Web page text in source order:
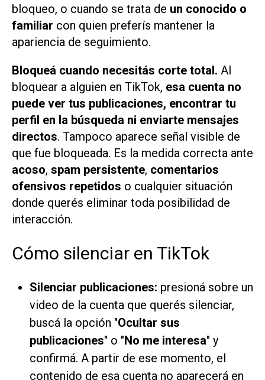
bloqueo, o cuando se trata de un conocido o
familiar con quien preferís mantener la
apariencia de seguimiento.
Bloqueá cuando necesitás corte total. Al
bloquear a alguien en TikTok, esa cuenta no
puede ver tus publicaciones, encontrar tu
perfil en la búsqueda ni enviarte mensajes
directos. Tampoco aparece señal visible de
que fue bloqueada. Es la medida correcta ante
acoso, spam persistente, comentarios
ofensivos repetidos o cualquier situación
donde querés eliminar toda posibilidad de
interacción.
Cómo silenciar en TikTok
Silenciar publicaciones: presioná sobre un
video de la cuenta que querés silenciar,
buscá la opción "Ocultar sus
publicaciones" o "No me interesa" y
confirmá. A partir de ese momento, el
contenido de esa cuenta no aparecerá en